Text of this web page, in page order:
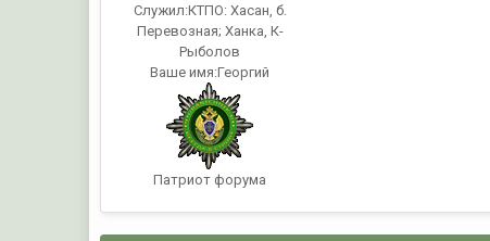
Служил:КТПО: Хасан, б.
Перевозная; Ханка, К-
Рыболов
Ваше имя:Георгий
Патриот форума